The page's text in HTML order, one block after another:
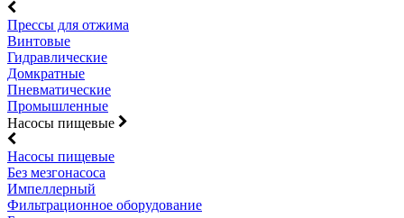
Прессы для отжима
Винтовые
Гидравлические
Домкратные
Пневматические
Промышленные
Насосы пищевые
Насосы пищевые
Без мезгонасоса
Импеллерный
Фильтрационное оборудование